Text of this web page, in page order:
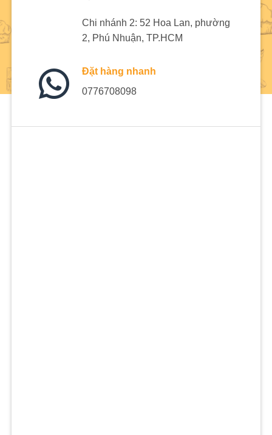
Chi nhánh 2: 52 Hoa Lan, phường
2, Phú Nhuận, TP.HCM
Đặt hàng nhanh
0776708098